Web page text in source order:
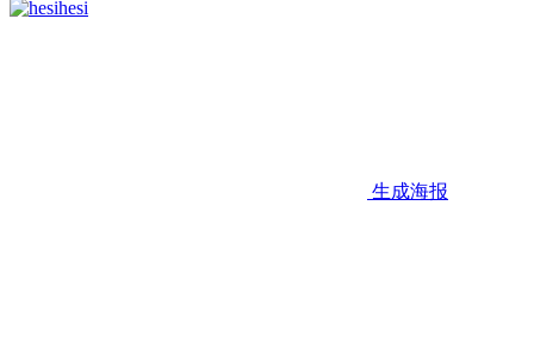
hesi
生成海报